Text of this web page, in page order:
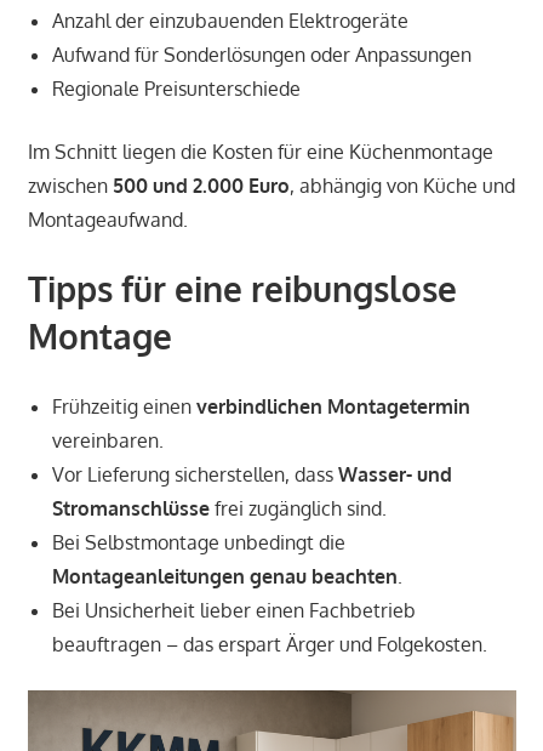
Anzahl der einzubauenden Elektrogeräte
Aufwand für Sonderlösungen oder Anpassungen
Regionale Preisunterschiede
Im Schnitt liegen die Kosten für eine Küchenmontage
zwischen 500 und 2.000 Euro, abhängig von Küche und
Montageaufwand.
Tipps für eine reibungslose
Montage
Frühzeitig einen verbindlichen Montagetermin
vereinbaren.
Vor Lieferung sicherstellen, dass Wasser- und
Stromanschlüssefrei zugänglich sind.
Bei Selbstmontage unbedingt die
Montageanleitungen genau beachten
Bei Unsicherheit lieber einen Fachbetrieb
beauftragen – das erspart Ärger und Folgekosten.